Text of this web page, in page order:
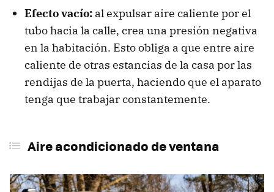
Efecto vacío: al expulsar aire caliente por el
tubo hacia la calle, crea una presión negativa
en la habitación. Esto obliga a que entre aire
caliente de otras estancias de la casa por las
rendijas de la puerta, haciendo que el aparato
tenga que trabajar constantemente.
Aire acondicionado de ventana